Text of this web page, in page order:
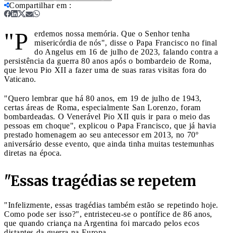
Compartilhar em :
"P
erdemos nossa memória. Que o Senhor tenha
misericórdia de nós", disse o Papa Francisco no final
do Angelus em 16 de julho de 2023, falando contra a
persistência da guerra 80 anos após o bombardeio de Roma,
que levou Pio XII a fazer uma de suas raras visitas fora do
Vaticano.
"Quero lembrar que há 80 anos, em 19 de julho de 1943,
certas áreas de Roma, especialmente San Lorenzo, foram
bombardeadas. O Venerável Pio XII quis ir para o meio das
pessoas em choque", explicou o Papa Francisco, que já havia
prestado homenagem ao seu antecessor em 2013, no 70º
aniversário desse evento, que ainda tinha muitas testemunhas
diretas na época.
"Essas tragédias se repetem
"Infelizmente, essas tragédias também estão se repetindo hoje.
Como pode ser isso?", entristeceu-se o pontífice de 86 anos,
que quando criança na Argentina foi marcado pelos ecos